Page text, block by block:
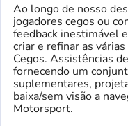
Ao longo de nosso
jogadores cegos ou
feedback inestimável
criar e refinar as
Cegos. Assistências
fornecendo um
suplementares,
baixa/sem visão a
Motorsport.